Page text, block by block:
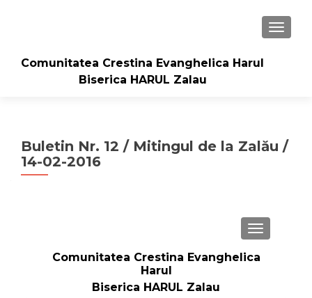
Comunitatea Crestina Evanghelica Harul
Biserica HARUL Zalau
Buletin Nr. 12 / Mitingul de la Zalău /
14-02-2016